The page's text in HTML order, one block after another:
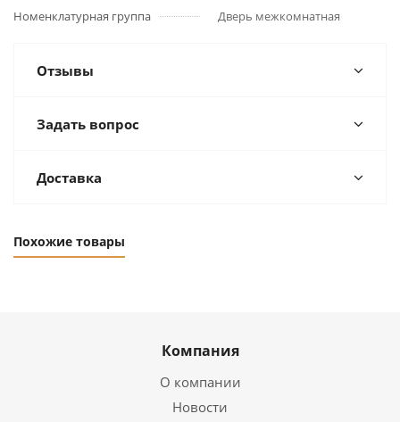
Номенклатурная группа
Дверь межкомнатная
Отзывы
Задать вопрос
Доставка
Похожие товары
Компания
О компании
Новости